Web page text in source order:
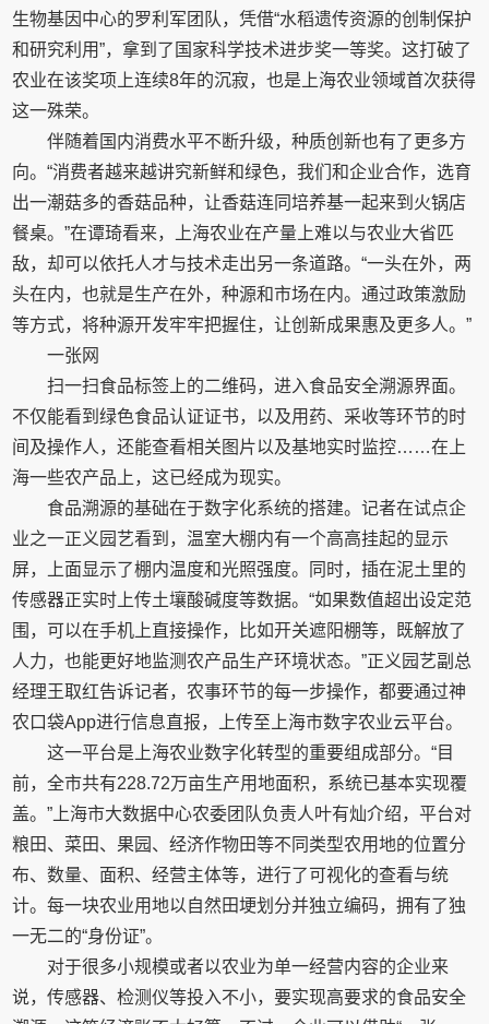
生物基因中心的罗利军团队，凭借“水稻遗传资源的创制保护
和研究利用”，拿到了国家科学技术进步奖一等奖。这打破了
农业在该奖项上连续8年的沉寂，也是上海农业领域首次获得
这一殊荣。
伴随着国内消费水平不断升级，种质创新也有了更多方
向。“消费者越来越讲究新鲜和绿色，我们和企业合作，选育
出一潮菇多的香菇品种，让香菇连同培养基一起来到火锅店
餐桌。”在谭琦看来，上海农业在产量上难以与农业大省匹
敌，却可以依托人才与技术走出另一条道路。“一头在外，两
头在内，也就是生产在外，种源和市场在内。通过政策激励
等方式，将种源开发牢牢把握住，让创新成果惠及更多人。”
一张网
扫一扫食品标签上的二维码，进入食品安全溯源界面。
不仅能看到绿色食品认证证书，以及用药、采收等环节的时
间及操作人，还能查看相关图片以及基地实时监控……在上
海一些农产品上，这已经成为现实。
食品溯源的基础在于数字化系统的搭建。记者在试点企
业之一正义园艺看到，温室大棚内有一个高高挂起的显示
屏，上面显示了棚内温度和光照强度。同时，插在泥土里的
传感器正实时上传土壤酸碱度等数据。“如果数值超出设定范
围，可以在手机上直接操作，比如开关遮阳棚等，既解放了
人力，也能更好地监测农产品生产环境状态。”正义园艺副总
经理王取红告诉记者，农事环节的每一步操作，都要通过神
农口袋App进行信息直报，上传至上海市数字农业云平台。
这一平台是上海农业数字化转型的重要组成部分。“目
前，全市共有228.72万亩生产用地面积，系统已基本实现覆
盖。”上海市大数据中心农委团队负责人叶有灿介绍，平台对
粮田、菜田、果园、经济作物田等不同类型农用地的位置分
布、数量、面积、经营主体等，进行了可视化的查看与统
计。每一块农业用地以自然田埂划分并独立编码，拥有了独
一无二的“身份证”。
对于很多小规模或者以农业为单一经营内容的企业来
说，传感器、检测仪等投入不小，要实现高要求的食品安全